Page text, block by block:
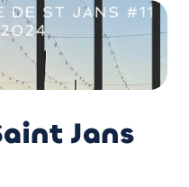
Jans